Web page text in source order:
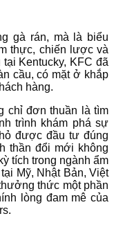
gà rán, mà là biểu
thực, chiến lược và
Kentucky, KFC đã
cầu, có mặt ở khắp
hàng.
chỉ đơn thuần là tìm
trình khám phá sự
được đầu tư đúng
thần đổi mới không
tích trong ngành ẩm
Mỹ, Nhật Bản, Việt
thức một phần
lòng đam mê của